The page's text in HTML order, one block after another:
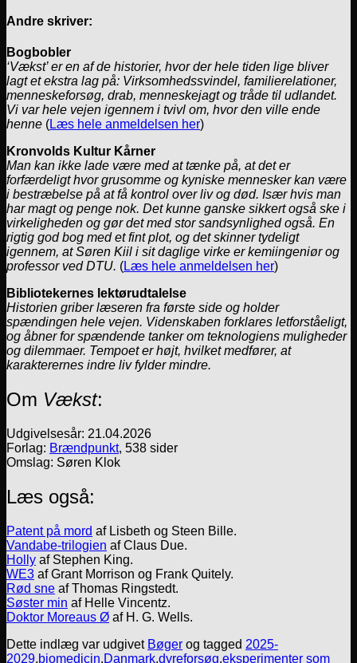
Andre skriver:
Bogbobler
‘Vækst’ er en af de historier, hvor der hele tiden lige bliver
lagt et ekstra lag på: Virksomhedssvindel, familierelationer,
menneskeforsøg, drab, menneskejagt og tråde til udlandet.
Vi var hele vejen igennem i tvivl om, hvor den ville ende
henne (Læs hele anmeldelsen her)
Kronvolds Kultur Kårner
Man kan ikke lade være med at tænke på, at det er
forfærdeligt hvor grusomme og kyniske mennesker kan være
i bestræbelse på at få kontrol over liv og død. Især hvis man
har magt og penge nok. Det kunne ganske sikkert også ske i
virkeligheden og gør det med stor sandsynlighed også. En
rigtig god bog med et fint plot, og det skinner tydeligt
igennem, at Søren Kiil i sit daglige virke er kemiingeniør og
professor ved DTU. (Læs hele anmeldelsen her)
Bibliotekernes lektørudtalelse
Historien griber læseren fra første side og holder
spændingen hele vejen. Videnskaben forklares letforståeligt,
og åbner for spændende tanker om teknologiens muligheder
og dilemmaer. Tempoet er højt, hvilket medfører, at
karakterernes indre liv fylder mindre.
Om Vækst:
Udgivelsesår: 21.04.2026
Forlag: Brændpunkt, 538 sider
Omslag: Søren Klok
Læs også:
Patent på mord af Lisbeth og Steen Bille.
Vandabe-trilogien af Claus Due.
Holly af Stephen King.
WE3 af Grant Morrison og Frank Quitely.
Rød sne af Thomas Ringstedt.
Søster min af Helle Vincentz.
Doktor Moreaus Ø af H. G. Wells.
Dette indlæg var udgivet Bøger og tagged 2025-
2029,biomedicin,Danmark,dyreforsøg,eksperimenter som